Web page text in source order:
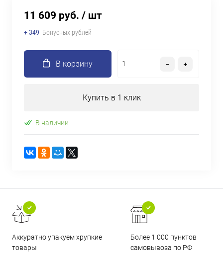
11 609 руб. / шт
+ 349 Бонусных рублей
В корзину
Купить в 1 клик
В наличии
Аккуратно упакуем хрупкие
товары
Более 1 000 пунктов
самовывоза по РФ